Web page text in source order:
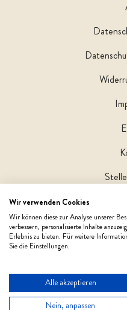
Wir verwenden Cookies
Wir können diese zur Analyse unserer
verbessern, personalisierte Inhalte
Erlebnis zu bieten. Für weitere
Sie die Einstellungen.
Alle akzeptieren
Nein, anpassen